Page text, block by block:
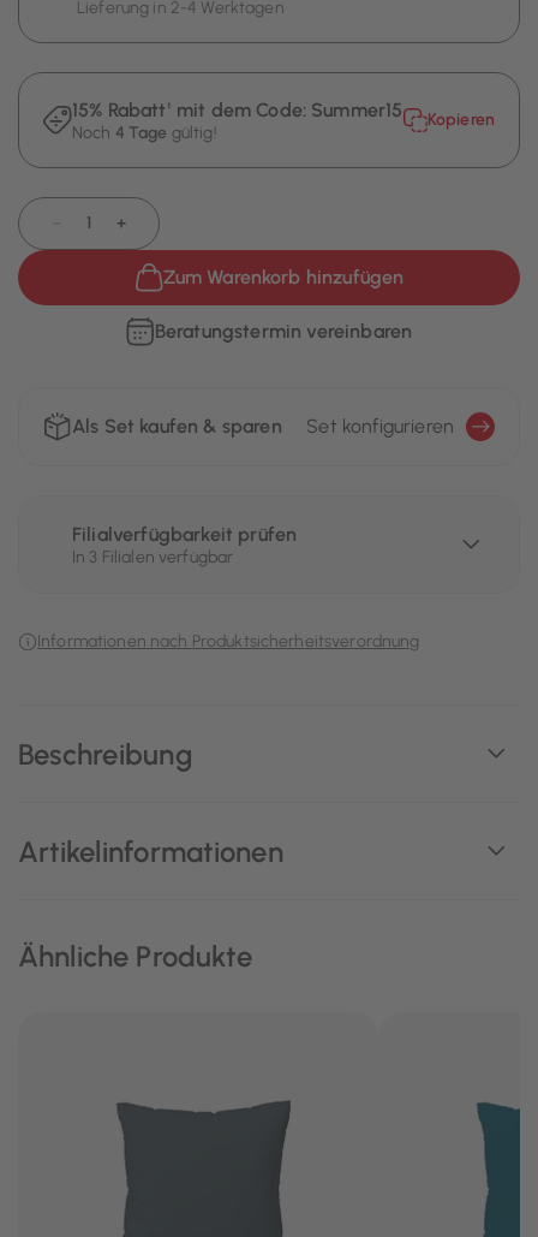
Beschreibung
Artikelinformationen
Lieferung in 2-4 Werktagen
15% Rabatt¹ mit dem Code: Summer15
Noch 4 Tage gültig!
Kopieren
+
Zum Warenkorb hinzufügen
Beratungstermin vereinbaren
Als Set kaufen & sparen Set konfigurieren
Filialverfügbarkeit prüfen
In 3 Filialen verfügbar
Informationen nach Produktsicherheitsverordnung